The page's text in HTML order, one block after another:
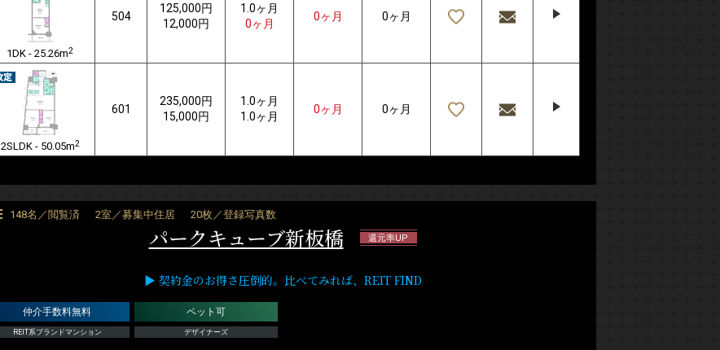
1DK - 25.26m2
504
125,000円
12,000円
1.0ヶ月
0ヶ月
0ヶ月 0ヶ月
2SLDK - 50.05m2
601
235,000円
15,000円
1.0ヶ月
1.0ヶ月
0ヶ月 0ヶ月
148名／閲覧済 2室／募集中住居 20枚／登録写真数
パークキューブ新板橋 還元率UP
▶ 契約金のお得さ圧倒的。比べてみれば、REIT FIND
仲介手数料無料 ペット可
REIT系ブランドマンション デザイナーズ